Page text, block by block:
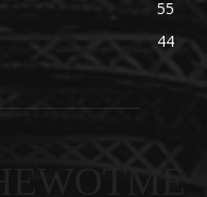
55
44